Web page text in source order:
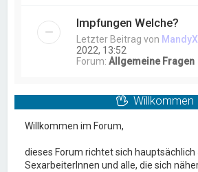
Impfungen Welche?
Letzter Beitrag von MandyX
2022, 13:52
Forum:Allgemeine Fragen
Willkommen
Willkommen im Forum,
dieses Forum richtet sich hauptsächlich
SexarbeiterInnen und alle, die sich